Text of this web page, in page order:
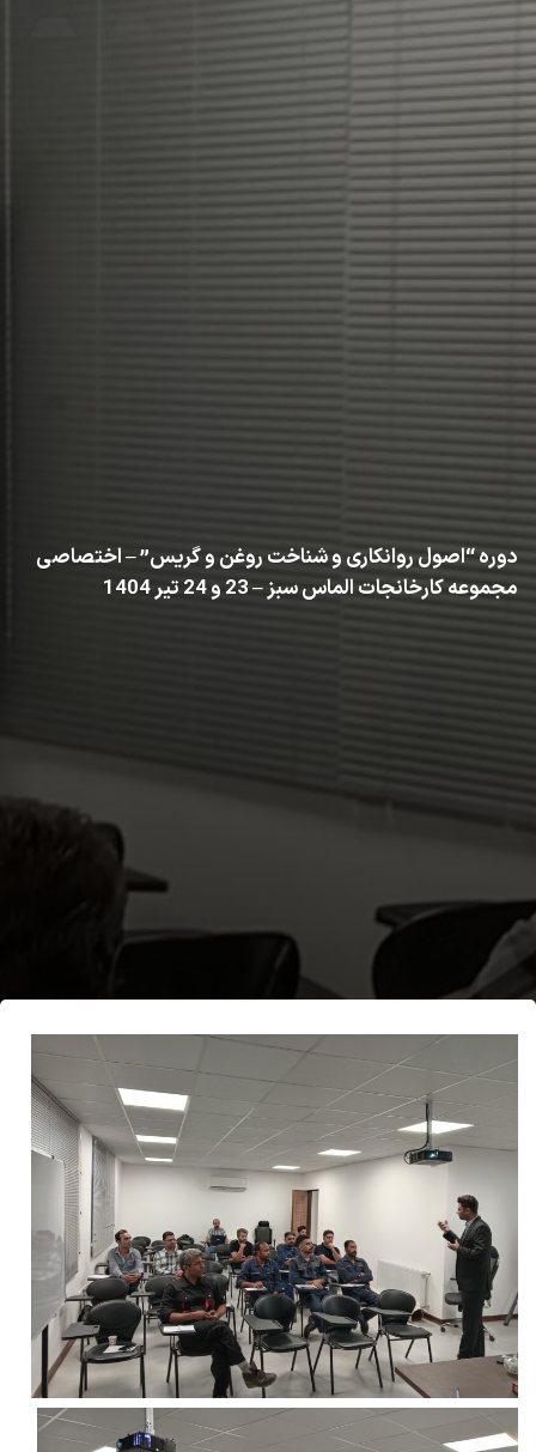
دوره “اصول روانکاری و شناخت روغن و گریس” – اختصاصی
مجموعه کارخانجات الماس سبز – 23 و 24 تیر 1404